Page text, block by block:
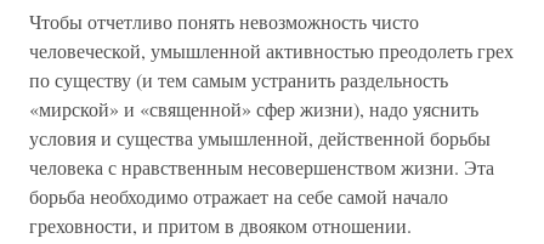
Чтобы отчетливо понять невозможность чисто
человеческой, умышленной активностью преодолеть грех
по существу (и тем самым устранить раздельность
«мирской» и «священной» сфер жизни), надо уяснить
условия и существа умышленной, действенной борьбы
человека с нравственным несовершенством жизни. Эта
борьба необходимо отражает на себе самой начало
греховности, и притом в двояком отношении.